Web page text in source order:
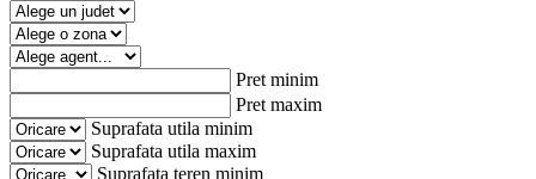
Pret minim
Pret maxim
Suprafata utila minim
Suprafata utila maxim
Suprafata teren minim